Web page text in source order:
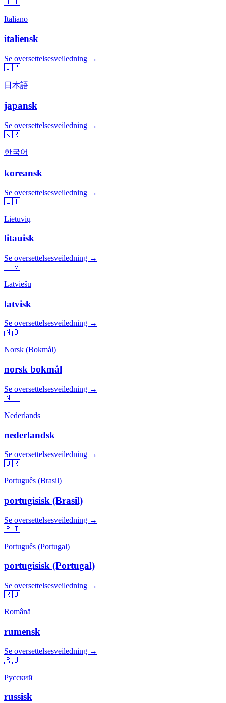
🇮🇹
Italiano
italiensk
Se oversettelsesveiledning →
🇯🇵
日本語
japansk
Se oversettelsesveiledning →
🇰🇷
한국어
koreansk
Se oversettelsesveiledning →
🇱🇹
Lietuvių
litauisk
Se oversettelsesveiledning →
🇱🇻
Latviešu
latvisk
Se oversettelsesveiledning →
🇳🇴
Norsk (Bokmål)
norsk bokmål
Se oversettelsesveiledning →
🇳🇱
Nederlands
nederlandsk
Se oversettelsesveiledning →
🇧🇷
Português (Brasil)
portugisisk (Brasil)
Se oversettelsesveiledning →
🇵🇹
Português (Portugal)
portugisisk (Portugal)
Se oversettelsesveiledning →
🇷🇴
Română
rumensk
Se oversettelsesveiledning →
🇷🇺
Русский
russisk